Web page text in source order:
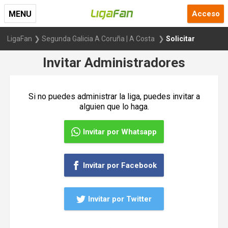
MENU Acceso
LigaFan Segunda Galicia A Coruña | A Costa Solicitar
Invitar Administradores
Si no puedes administrar la liga, puedes invitar a
alguien que lo haga.
Invitar por Whatsapp
Invitar por Facebook
Invitar por Twitter